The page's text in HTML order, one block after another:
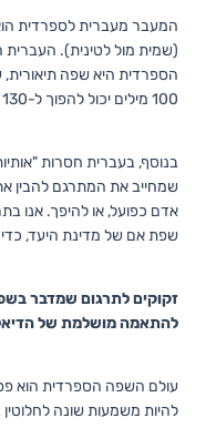
המעבר מעברית לספרדית
(שמית מול לטינית). העברית
הספרדית היא שפה
100 מילים יכול להפוך ל-130 מילים בספרדית.
שמחייב את המתרגם להבין
אדם כפועל, או להיפך. אנו
שפת אם של מדינת היעד,
זקוקים לתרגום שמדבר
להתאמה מושלמת של
עולם השפה הספרדית הוא
להיות משמעות שונה